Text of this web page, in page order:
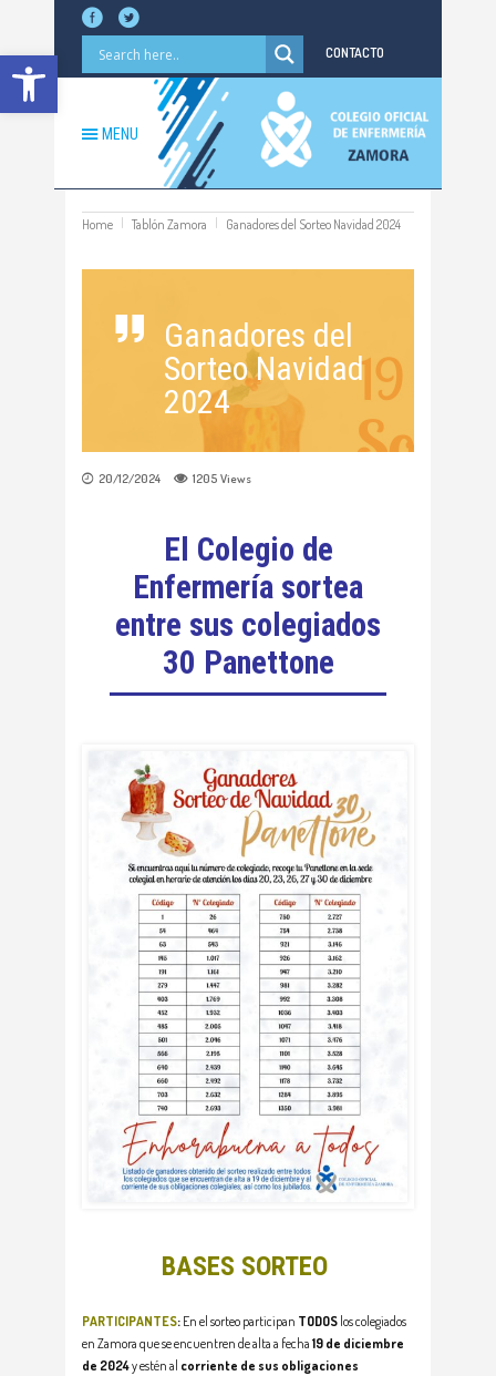
Abrir barra de herramientas CONTACTO
MENU
Home Tablón Zamora Ganadores del Sorteo Navidad 2024
Ganadores del
Sorteo Navidad
2024
20/12/2024 1205 Views
El Colegio de
Enfermería sortea
entre sus colegiados
30 Panettone
BASES SORTEO
PARTICIPANTES: En el sorteo participan TODOS los colegiados
en Zamora que se encuentren de alta a fecha 19 de diciembre
de 2024y estén al corriente de sus obligaciones